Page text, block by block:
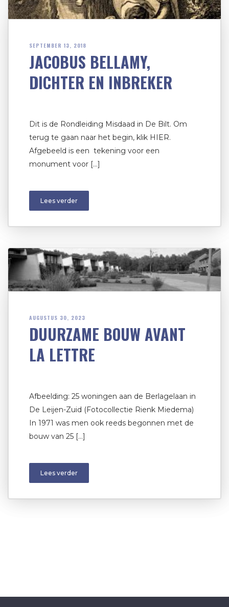
SEPTEMBER 13, 2018
JACOBUS BELLAMY,
DICHTER EN INBREKER
Dit is de Rondleiding Misdaad in De Bilt. Om
terug te gaan naar het begin, klik HIER.
Afgebeeld is een tekening voor een
monument voor […]
Lees verder
AUGUSTUS 30, 2023
DUURZAME BOUW AVANT
LA LETTRE
Afbeelding: 25 woningen aan de Berlagelaan in
De Leijen-Zuid (Fotocollectie Rienk Miedema)
In 1971 was men ook reeds begonnen met de
bouw van 25 […]
Lees verder